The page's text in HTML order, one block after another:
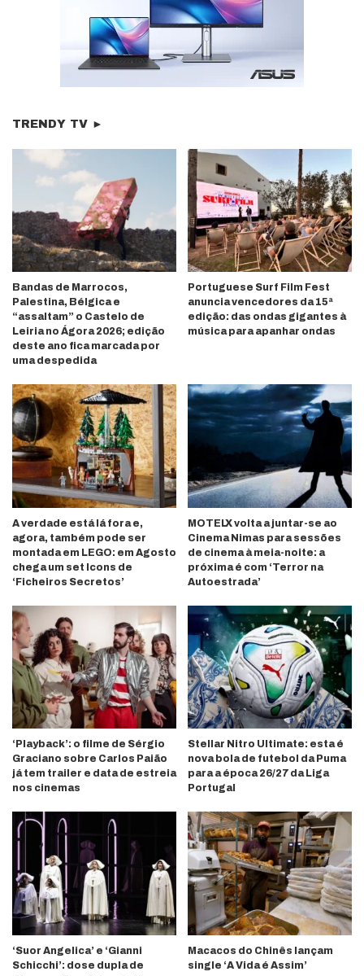
TRENDY TV ►
Bandas de Marrocos,
Palestina, Bélgica e
“assaltam” o Castelo de
Leiria no Ágora 2026; edição
deste ano fica marcada por
uma despedida
Portuguese Surf Film Fest
anuncia vencedores da 15ª
edição: das ondas gigantes à
música para apanhar ondas
A verdade está lá fora e,
agora, também pode ser
montada em LEGO: em Agosto
chega um set Icons de
‘Ficheiros Secretos’
MOTELX volta a juntar-se ao
Cinema Nimas para sessões
de cinema à meia-noite: a
próxima é com ‘Terror na
Autoestrada’
‘Playback’: o filme de Sérgio
Graciano sobre Carlos Paião
já tem trailer e data de estreia
nos cinemas
Stellar Nitro Ultimate: esta é
nova bola de futebol da Puma
para a época 26/27 da Liga
Portugal
‘Suor Angelica’ e ‘Gianni
Schicchi’: dose dupla de
Macacos do Chinês lançam
single ‘A Vida é Assim’